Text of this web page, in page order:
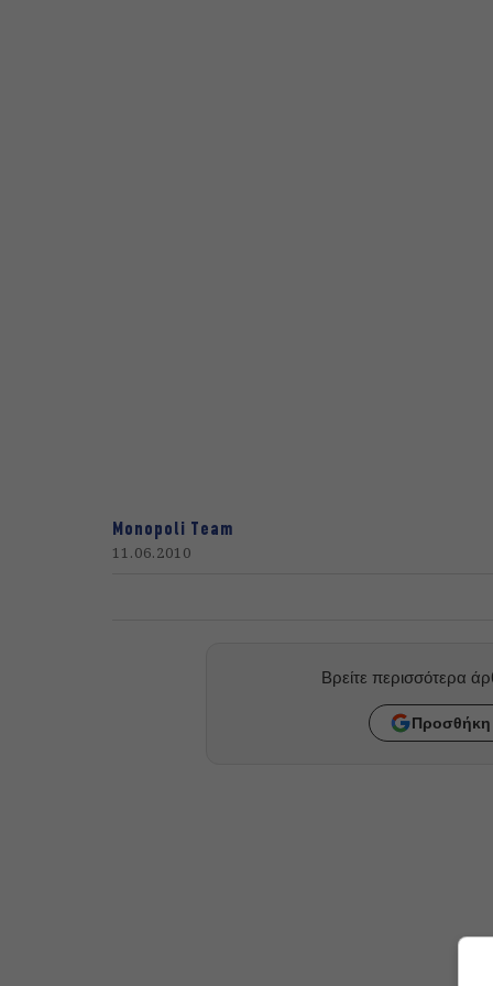
Monopoli Team
11.06.2010
Βρείτε περισσότερα
Προσθήκη